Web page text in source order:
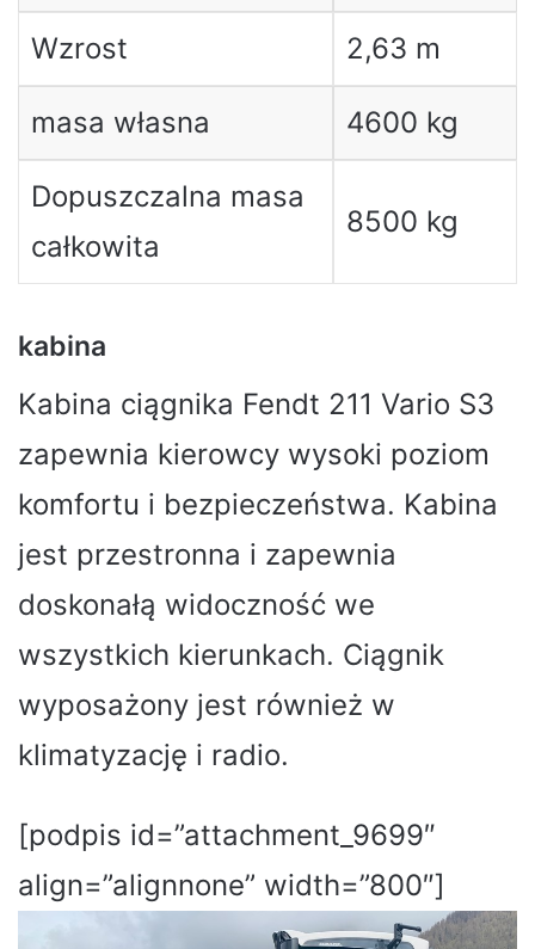
Wzrost 2,63 m
masa własna 4600 kg
Dopuszczalna masa
całkowita
8500 kg
kabina
Kabina ciągnika Fendt 211 Vario S3
zapewnia kierowcy wysoki poziom
komfortu i bezpieczeństwa. Kabina
jest przestronna i zapewnia
doskonałą widoczność we
wszystkich kierunkach. Ciągnik
wyposażony jest również w
klimatyzację i radio.
[podpis id=”attachment_9699″
align=”alignnone” width=”800″]